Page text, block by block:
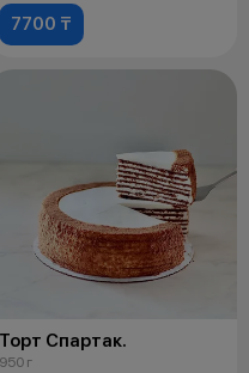
7700 ₸
Торт Спартак.
950 г